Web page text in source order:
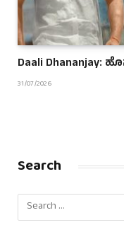
Daali Dhananjay:
31/07/2026
Search